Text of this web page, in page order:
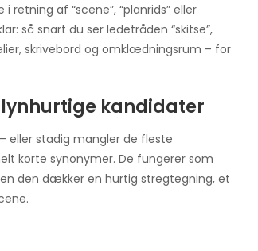
retning af “scene”, “planrids” eller
så snart du ser ledetråden “skitse”,
skrivebord og omklædningsrum – for
kandidater
eller stadig mangler de fleste
korte synonymer. De fungerer som
den dækker en hurtig stregtegning, et